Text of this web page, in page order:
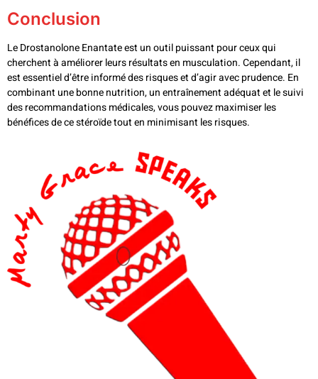
Conclusion
Le Drostanolone Enantate est un outil puissant pour ceux qui
cherchent à améliorer leurs résultats en musculation. Cependant, il
est essentiel d’être informé des risques et d’agir avec prudence. En
combinant une bonne nutrition, un entraînement adéquat et le suivi
des recommandations médicales, vous pouvez maximiser les
bénéfices de ce stéroïde tout en minimisant les risques.